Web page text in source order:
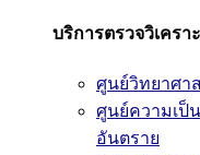
บริการตรวจวิเคร
ศูนย์วิทยาศา
ศูนย์ความเป็
อันตราย